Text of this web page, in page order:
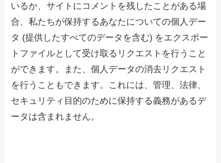
いるか、サイトにコメントを残したことがある場
合、私たちが保持するあなたについての個人デー
タ (提供したすべてのデータを含む) をエクスポー
トファイルとして受け取るリクエストを行うこと
ができます。また、個人データの消去リクエスト
を行うこともできます。これには、管理、法律、
セキュリティ目的のために保持する義務があるデ
ータは含まれません。